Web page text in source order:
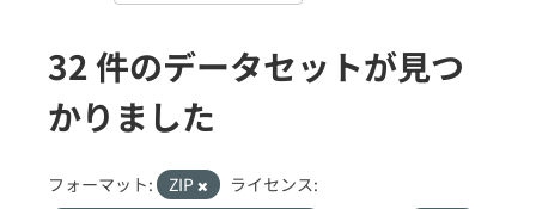
32 件のデータセットが見つ
かりました
フォーマット: ZIP
ライセンス: